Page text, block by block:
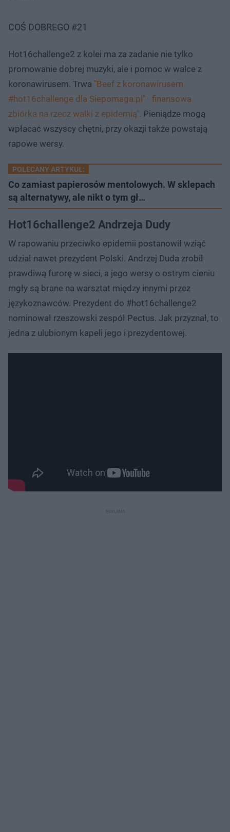
COŚ DOBREGO #21
Spróbuj ponownie
Hot16challenge2 z kolei ma za zadanie nie tylko
promowanie dobrej muzyki, ale i pomoc w walce z
koronawirusem. Trwa "Beef z koronawirusem
#hot16challenge dla Siepomaga.pl" - finansowa
zbiórka na rzecz walki z epidemią". Pieniądze mogą
wpłacać wszyscy chętni, przy okazji także powstają
rapowe wersy.
POLECANY ARTYKUŁ:
Co zamiast papierosów mentolowych. W sklepach
są alternatywy, ale nikt o tym gł…
Hot16challenge2 Andrzeja Dudy
W rapowaniu przeciwko epidemii postanowił wziąć
udział nawet prezydent Polski. Andrzej Duda zrobił
prawdiwą furorę w sieci, a jego wersy o ostrym cieniu
mgły są brane na warsztat między innymi przez
językoznawców. Prezydent do #hot16challenge2
nominował rzeszowski zespół Pectus. Jak przyznał, to
jedna z ulubionym kapeli jego i prezydentowej.